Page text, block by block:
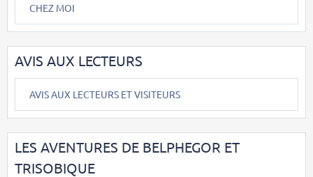
CHEZ MOI
AVIS AUX LECTEURS
AVIS AUX LECTEURS ET VISITEURS
LES AVENTURES DE BELPHEGOR ET
TRISOBIQUE